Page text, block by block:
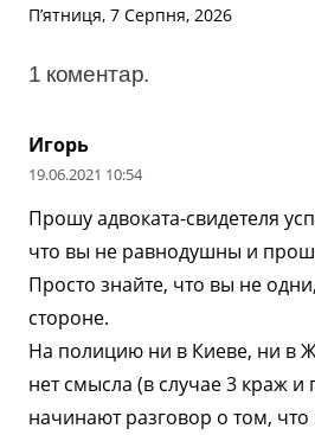
П’ятниця, 7 Серпня, 2026
1 коментар.
Игорь
19.06.2021 10:54
Прошу адвоката-свидетеля
что вы не равнодушны и
Просто знайте, что вы не
стороне.
На полицию ни в Киеве, ни в
нет смысла (в случае 3 краж и
начинают разговор о том, что